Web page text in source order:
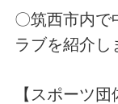
〇筑西市内で
ラブを紹介し
【スポーツ団